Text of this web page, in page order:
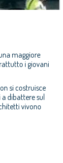
maggiore
i giovani
si costruisce
dibattere sul
vivono